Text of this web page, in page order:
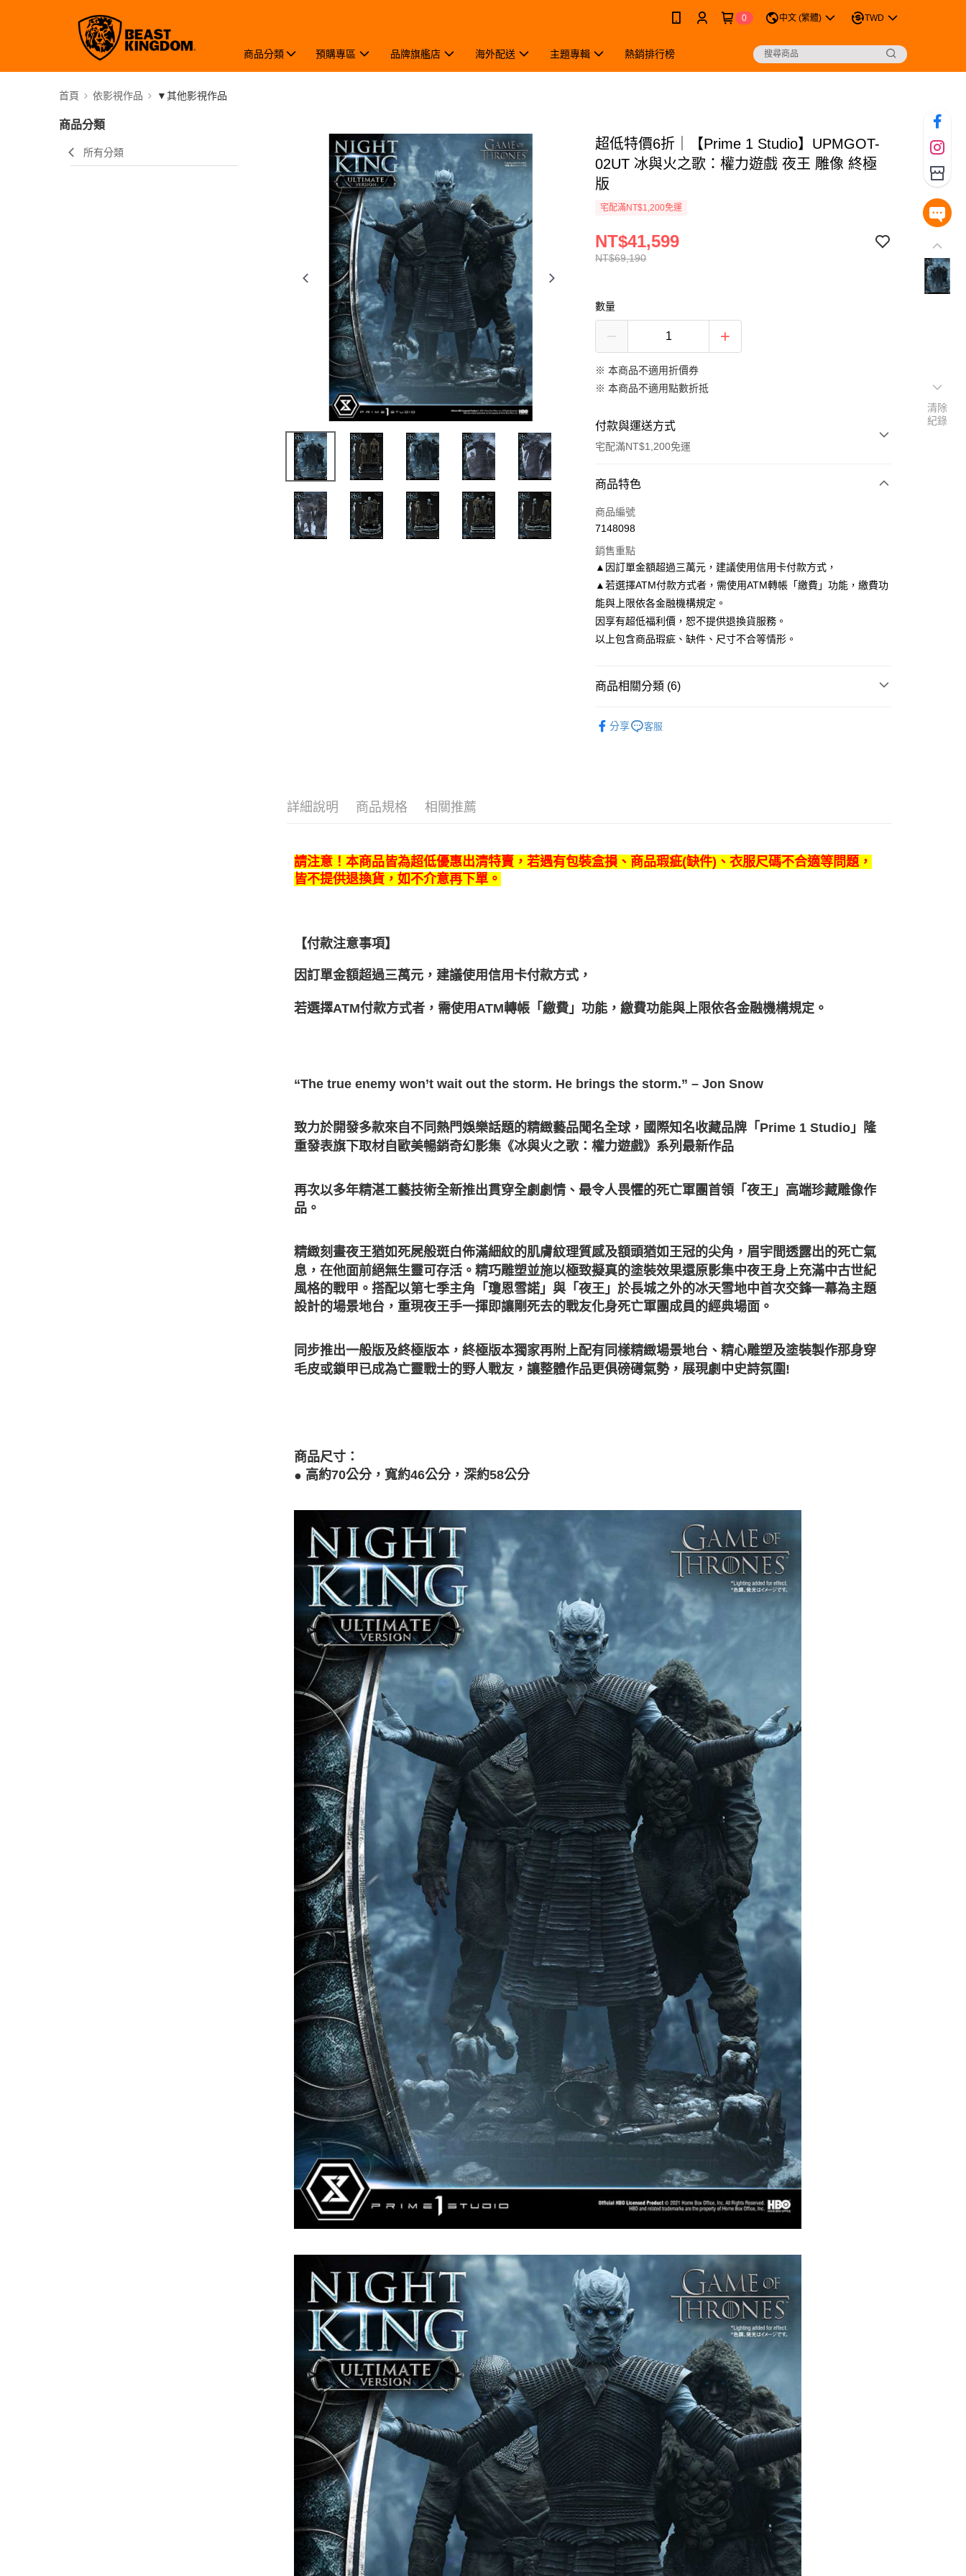
0 中文 (繁體) TWD
商品分類 預購專區 品牌旗艦店 海外配送 主題專輯 熱銷排行榜
首頁 依影視作品 ▼其他影視作品
商品分類
所有分類
超低特價6折｜【Prime 1 Studio】UPMGOT-
02UT 冰與火之歌：權力遊戲 夜王 雕像 終極
版
宅配滿NT$1,200免運
NT$69,190
NT$41,599
數量
※ 本商品不適用折價券
※ 本商品不適用點數折抵
付款與運送方式
宅配滿NT$1,200免運
付款方式
信用卡一次付款
Apple Pay
悠遊付
Google Pay
全盈+PAY
商品特色
商品編號
7148098
銷售重點
▲因訂單金額超過三萬元，建議使用信用卡付款方式，
▲若選擇ATM付款方式者，需使用ATM轉帳「繳費」功能，繳費功
能與上限依各金融機構規定。
因享有超低福利價，恕不提供退換貨服務。
以上包含商品瑕疵、缺件、尺寸不合等情形。
商品相關分類 (6)
分享 客服
詳細說明 商品規格 相關推薦
請注意！本商品皆為超低優惠出清特賣，若遇有包裝盒損、商品瑕疵(缺件)、衣服尺碼不合適等問題，
皆不提供退換貨，如不介意再下單。
【付款注意事項】
因訂單金額超過三萬元，建議使用信用卡付款方式，
若選擇ATM付款方式者，需使用 ATM轉帳「繳費」功能，繳費功能與上限依各金融機構規定。
“The true enemy won’t wait out the storm. He brings the storm.” – Jon Snow
致力於開發多款來自不同熱門娛樂話題的精緻藝品聞名全球，國際知名收藏品牌「Prime 1 Studio」隆
重發表旗下取材自歐美暢銷奇幻影集《冰與火之歌：權力遊戲》系列最新作品
再次以多年精湛工藝技術全新推出貫穿全劇劇情、最令人畏懼的死亡軍團首領「夜王」高端珍藏雕像作
品。
精緻刻畫夜王猶如死屍般斑白佈滿細紋的肌膚紋理質感及額頭猶如王冠的尖角，眉宇間透露出的死亡氣
息，在他面前絕無生靈可存活。精巧雕塑並施以極致擬真的塗裝效果還原影集中夜王身上充滿中古世紀
風格的戰甲。搭配以第七季主角「瓊恩雪諾」與「夜王」於長城之外的冰天雪地中首次交鋒一幕為主題
設計的場景地台，重現夜王手一揮即讓剛死去的戰友化身死亡軍團成員的經典場面。
同步推出一般版及終極版本，終極版本獨家再附上配有同樣精緻場景地台、精心雕塑及塗裝製作那身穿
毛皮或鎖甲已成為亡靈戰士的野人戰友，讓整體作品更俱磅礡氣勢，展現劇中史詩氛圍!
商品尺寸：
● 高約70公分，寬約46公分，深約58公分
清除
紀錄